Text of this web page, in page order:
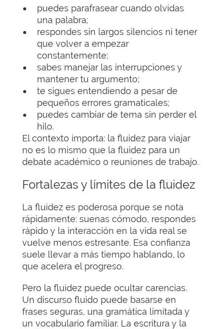
puedes parafrasear cuando olvidas
una palabra;
respondes sin largos silencios ni tener
que volver a empezar
constantemente;
sabes manejar las interrupciones y
mantener tu argumento;
te sigues entendiendo a pesar de
pequeños errores gramaticales;
puedes cambiar de tema sin perder el
hilo.
El contexto importa: la fluidez para viajar
no es lo mismo que la fluidez para un
debate académico o reuniones de trabajo.
Fortalezas y límites de la fluidez
La fluidez es poderosa porque se nota
rápidamente: suenas cómodo, respondes
rápido y la interacción en la vida real se
vuelve menos estresante. Esa confianza
suele llevar a más tiempo hablando, lo
que acelera el progreso.
Pero la fluidez puede ocultar carencias.
Un discurso fluido puede basarse en
frases seguras, una gramática limitada y
un vocabulario familiar. La escritura y la